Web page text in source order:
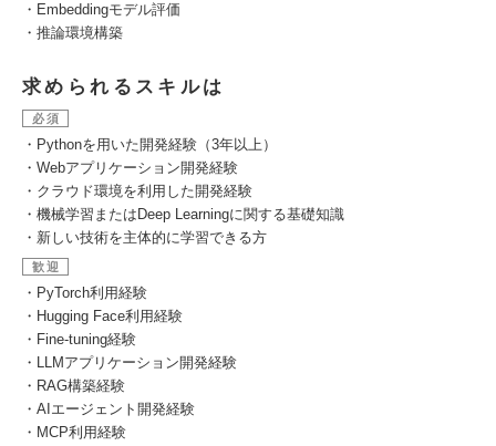
・Embeddingモデル評価
・推論環境構築
求められるスキルは
必須
・Pythonを用いた開発経験（3年以上）
・Webアプリケーション開発経験
・クラウド環境を利用した開発経験
・機械学習またはDeep Learningに関する基礎知識
・新しい技術を主体的に学習できる方
歓迎
・PyTorch利用経験
・Hugging Face利用経験
・Fine-tuning経験
・LLMアプリケーション開発経験
・RAG構築経験
・AIエージェント開発経験
・MCP利用経験